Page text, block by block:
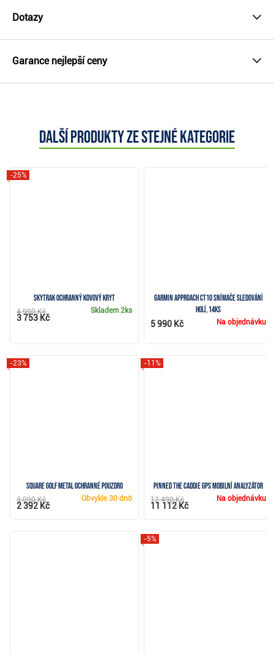
Dotazy
Garance nejlepší ceny
Další produkty ze stejné kategorie
SkyTrak ochranný kovový kryt
-25%
Skladem2ks
4 990 Kč
3 753 Kč
Garmin Approach CT10 snímače sledování
holí, 14ks
Na objednávku
5 990 Kč
Square Golf Metal ochranné pouzdro
-23%
Obvykle30 dnů
3 090 Kč
2 392 Kč
Pinned The Caddie GPS mobilní analyzátor
-11%
Na objednávku
12 490 Kč
11 112 Kč
-5%